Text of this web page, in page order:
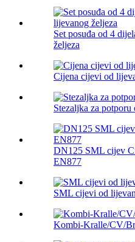
Set posuđa od 4
željeza
Cijena cijevi od
Stezaljka za potporu
DN125 SML cijev
EN877
SML cijevi od
Kombi-Kralle/CV/